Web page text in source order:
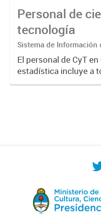
Personal de
tecnología
Sistema de Información
Tecnología Argentino
El personal de CyT
estadística incluye a
personas